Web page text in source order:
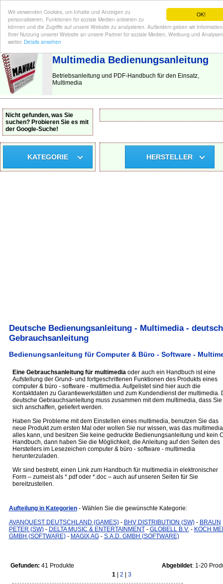
OK!
Wir verwenden Cookies, um Inhalte und Anzeigen zu
personalisieren, Funktionen für soziale Medien anbieten zu
können und die Zugriffe auf unsere Website zu analysieren. Außerdem geben wir
Ihrer Nutzung unserer Website an unsere Partner für soziale Medien, Werbung und Analysen
weiter. Details ansehen
BEDIENUNGSANLEITUNG | Hier finden Sie die deutsche Anleitung!
Multimedia Bedienungsanleitung
Betriebsanleitung und PDF-Handbuch für den Einsatz,
Multimedia
Nicht gefunden, was Sie
suchen? Probieren Sie es mit
der Google-Suche!
KATEGORIE HERSTELLER
Deutsche Bedienungsanleitung - Multimedia -
Gebrauchsanleitung
Bedienungsanleitung für Computer & Büro - Software -
Eine Gebrauchsanleitung für multimediaoder auch ein Handbuch ist eine
Aufstellung der Grund- und fortgeschrittenen Funktionen des Produkts eines
computer & büro - software - multimedia. Aufgelistet sind hier auch die
Kontaktdaten zu Garantiewerkstätten und zum Kundendienst der multimedia.
deutsche Gebrauchsanleitung muss zusammen mit dem multimedia, dass Sie
sich anschaffen, geliefert werden.
Haben Sie Probleme mit dem Einstellen eines multimedia, benutzen Sie das
neue Produkt zum ersten Mal oder wollen Sie nur wissen, was das multimedia
alles kann, und besitzen Sie keine gedruckte Bedienungsanleitung und kein
Handbuch, dann haben Sie die Möglichkeit, die Anleitung auf den Seiten des
Herstellers im Lesezeichen computer & büro - software - multimedia
herunterzuladen.
Wir sind bestrebt, einen Link zum Handbuch für multimedia in elektronischer
Form – zumeist als *.pdf oder *.doc – auch auf unseren Seiten für Sie
bereitzustellen.
Aufteilung in Kategorien - Wählen Sie die gewünschte Kategorie:
AVANQUEST DEUTSCHLAND (GAMES)- BHV DISTRIBUTION (SW)- BRAUN
PETER (SW)- DELTA MUSIC & ENTERTAINMENT- GLOBELL B.V.- KOCH
GMBH (SOFTWARE)- MAGIX AG- S.A.D. GMBH (SOFTWARE)
Gefunden: 41 Produkte Abgebildet: 1-20
1
2 3